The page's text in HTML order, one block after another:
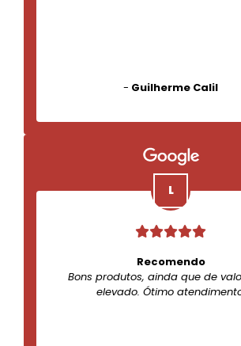
- Guilherme Calil
Recomendo
Bons produtos, ainda que de
elevado. Ótimo